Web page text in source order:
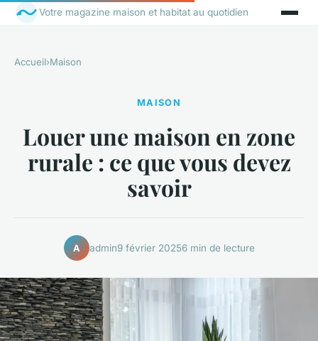
Votre magazine maison et habitat au quotidien
Accueil›Maison
MAISON
Louer une maison en zone
rurale : ce que vous devez
savoir
A admin9 février 20256 min de lecture